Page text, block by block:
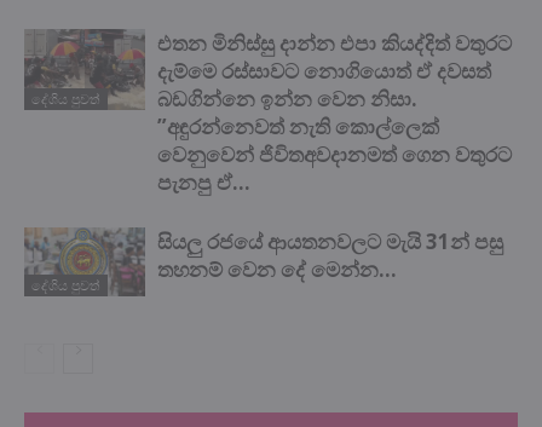
දේශිය පුවත්
එතන මිනිස්සු දාන්න එපා කියද්දිත් වතුරට
දැම්මෙ රස්සාවට නොගියොත් ඒ දවසත්
බඩගින්නෙ ඉන්න වෙන නිසා.
”අඳුරන්නෙවත් නැති කොල්ලෙක්
වෙනුවෙන් ජිවිතඅවදානමත් ගෙන වතුරට
පැනපු ඒ...
දේශිය පුවත්
සියලු රජයේ ආයතනවලට මැයි 31න් පසු
තහනම් වෙන දේ මෙන්න…